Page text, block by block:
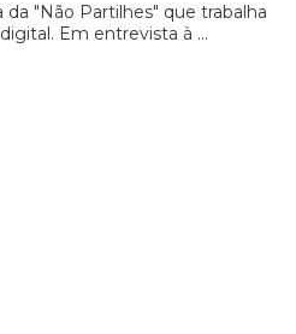
"Não Partilhes" que trabalha
Em entrevista à ...